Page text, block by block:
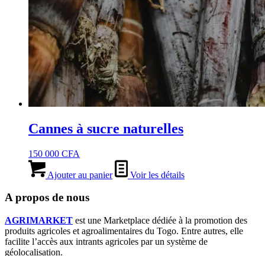
Cannes à sucre naturelles
150 000 CFA
Ajouter au panier Voir les détails
A propos de nous
AGRIMARKET est une Marketplace dédiée à la promotion des
produits agricoles et agroalimentaires du Togo. Entre autres, elle
facilite l’accès aux intrants agricoles par un système de
géolocalisation.